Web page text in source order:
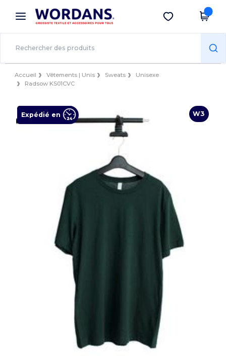
× Appli Wordans
Meilleurs prix sur l’app !
Obtenir l'appli
Accueil Vêtements | Unis Sweats
Unisexe
Radsow KS01CVC
W3
Expédié en